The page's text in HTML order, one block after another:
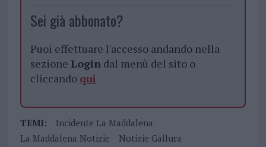
Sei già abbonato?
Puoi effettuare l'accesso andando nella
sezione Logindal menù del sito o
cliccando qui
TEMI:
Incidente La Maddalena
La Maddalena Notizie
Notizie Gallura